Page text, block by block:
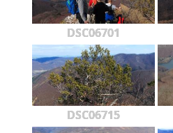
DSC06701
DSC06715